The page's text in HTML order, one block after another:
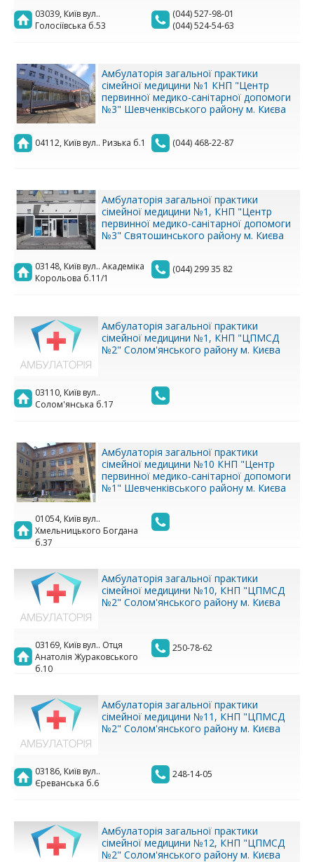
03039, Київ вул..
Голосіївська б.53
(044) 527-98-01
(044) 524-54-63
Амбулаторія загальної практики
сімейної медицини №1 КНП "Центр
первинної медико-санітарної допомоги
№3" Шевченківського району м. Києва
04112, Київ вул.. Ризька б.1 (044) 468-22-87
Амбулаторія загальної практики
сімейної медицини №1, КНП "Центр
первинної медико-санітарної допомоги
№3" Святошинського району м. Києва
03148, Київ вул.. Академіка
Корольова б.11/1
(044) 299 35 82
Амбулаторія загальної практики
сімейної медицини №1, КНП "ЦПМСД
№2" Солом'янського району м. Києва
03110, Київ вул..
Солом'янська б.17
Амбулаторія загальної практики
сімейної медицини №10 КНП "Центр
первинної медико-санітарної допомоги
№1" Шевченківського району м. Києва
01054, Київ вул..
Хмельницького Богдана
б.37
Амбулаторія загальної практики
сімейної медицини №10, КНП "ЦПМСД
№2" Солом'янського району м. Києва
03169, Київ вул.. Отця
Анатолія Жураковського
б.10
250-78-62
Амбулаторія загальної практики
сімейної медицини №11, КНП "ЦПМСД
№2" Солом'янського району м. Києва
03186, Київ вул..
Єреванська б.6
248-14-05
Амбулаторія загальної практики
сімейної медицини №12, КНП "ЦПМСД
№2" Солом'янського району м. Києва